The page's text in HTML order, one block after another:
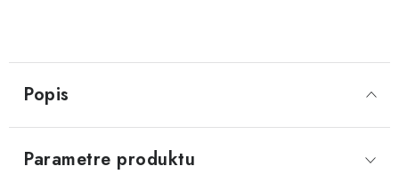
Popis
Parametre produktu